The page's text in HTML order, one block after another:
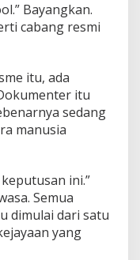
Bayangkan.
cabang resmi
itu, ada
itu
sedang
manusia
ini.”
Semua
dimulai dari satu
yang